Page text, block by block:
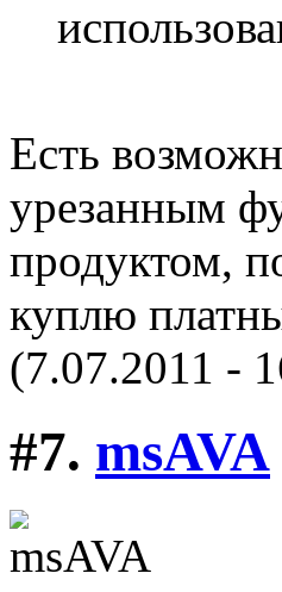
Есть
урезанным
продуктом,
куплю
(7.07.2011 -
#7. msAVA